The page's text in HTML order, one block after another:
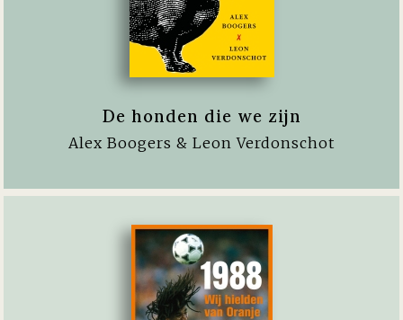
De honden die we zijn
Alex Boogers & Leon Verdonschot